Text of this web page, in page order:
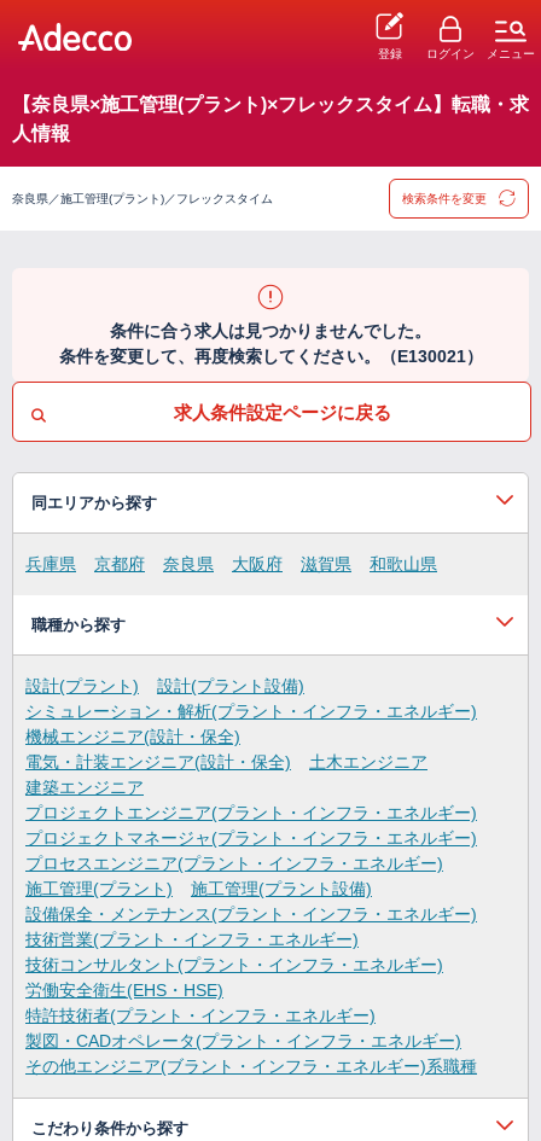
登録 ログイン メニュー
【奈良県×施工管理(プラント)×フレックスタイム】転職・求
人情報
奈良県／施工管理(プラント)／フレックスタイム 検索条件を変更
条件に合う求人は見つかりませんでした。
条件を変更して、再度検索してください。（E130021）
求人条件設定ページに戻る
同エリアから探す
兵庫県 京都府 奈良県 大阪府 滋賀県 和歌山県
職種から探す
設計(プラント)
設計(プラント設備)
シミュレーション・解析(プラント・インフラ・エネルギー)
機械エンジニア(設計・保全)
電気・計装エンジニア(設計・保全)
土木エンジニア
建築エンジニア
プロジェクトエンジニア(プラント・インフラ・エネルギー)
プロジェクトマネージャ(プラント・インフラ・エネルギー)
プロセスエンジニア(プラント・インフラ・エネルギー)
施工管理(プラント)
施工管理(プラント設備)
設備保全・メンテナンス(プラント・インフラ・エネルギー)
技術営業(プラント・インフラ・エネルギー)
技術コンサルタント(プラント・インフラ・エネルギー)
労働安全衛生(EHS・HSE)
特許技術者(プラント・インフラ・エネルギー)
製図・CADオペレータ(プラント・インフラ・エネルギー)
その他エンジニア(ブラント・インフラ・エネルギー)系職種
こだわり条件から探す